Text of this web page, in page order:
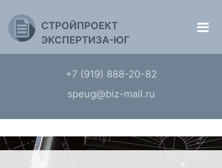
СТРОЙПРОЕКТ
ЭКСПЕРТИЗА-ЮГ
+7 (919) 888-20-82
speug@biz-mail.ru